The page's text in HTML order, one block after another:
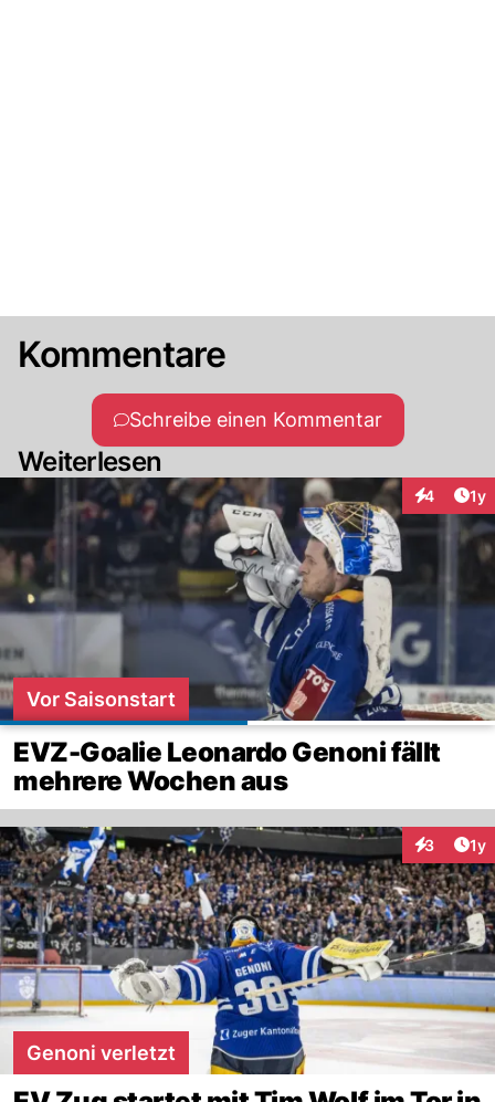
Kommentare
Schreibe einen Kommentar
Weiterlesen
4 1y
Vor Saisonstart
EVZ-Goalie Leonardo Genoni fällt
mehrere Wochen aus
3 1y
Genoni verletzt